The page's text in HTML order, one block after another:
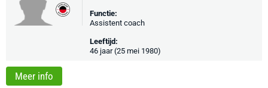
Functie:
Assistent coach
Leeftijd:
46 jaar (25 mei 1980)
Meer info